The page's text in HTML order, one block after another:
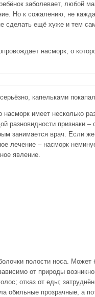
заболевает, любой
Но к сожалению, не
сделать ещё хуже и тем
насморк, о
капельками
имеет несколько
разновидности признаки –
занимается врач. Если же
лечение – насморк
явление.
полости носа. Может
от природы
отказ от еды;
обильные прозрачные, а